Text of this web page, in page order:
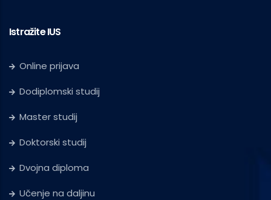
Istražite IUS
Online prijava
Dodiplomski studij
Master studij
Doktorski studij
Dvojna diploma
Učenje na daljinu